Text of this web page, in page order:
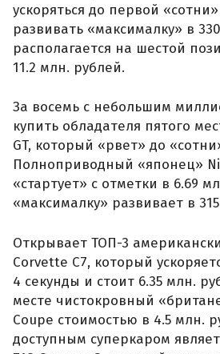
ускоряться до первой «сотни»
развивать «максималку» в
располагается на шестой
11.2 млн. рублей.
За восемь с небольшим
купить обладателя пятого
GT, который «рвет» до
Полноприводный «японец»
«стартует» с отметки в 6.69
«максималку» развивает в
Открывает ТОП-3
Corvette C7, который
4 секунды и стоит 6.35 млн.
месте чистокровный
Coupe стоимостью в 4.5 млн.
доступным суперкаром